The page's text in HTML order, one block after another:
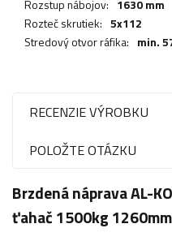
Rozstup nábojov: 1630 mm
Rozteč skrutiek: 5x112
Stredový otvor ráfika: min.
RECENZIE VÝROBKU
POLOŽTE OTÁZKU
Brzdená náprava AL-
ťahač 1500kg